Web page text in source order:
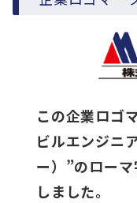
この企業ロゴ
ビルエンジニ
ー）”のロー
しました。